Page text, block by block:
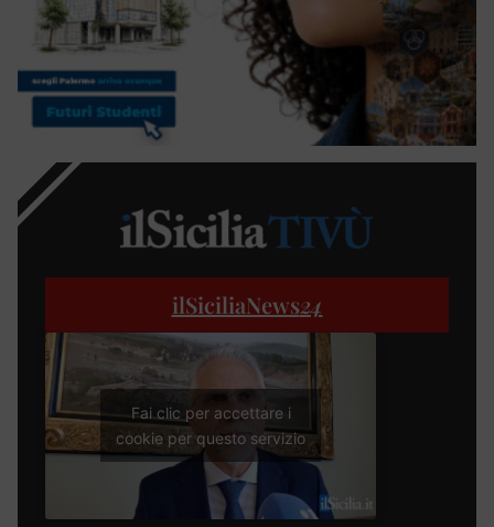
ilSiciliaNews24
Fai clic per accettare i
cookie per questo servizio